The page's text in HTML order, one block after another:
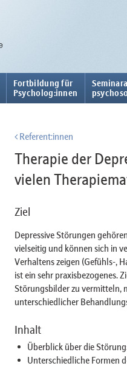
Fortbildung für
Psycholog:innen
Referent:innen
Therapie der
vielen
Ziel
Depressive Störungen
vielseitig und können sich in
Verhaltens zeigen (Gefühls-,
ist ein sehr praxisbezogenes.
Störungsbilder zu vermitteln,
unterschiedlicher
Inhalt
Überblick über die
Unterschiedliche Formen